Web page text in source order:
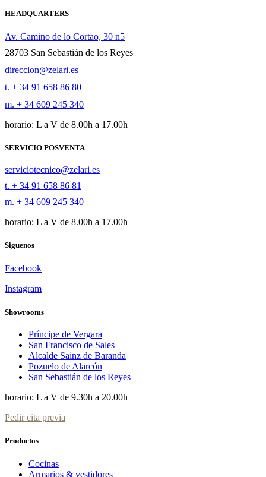
HEADQUARTERS
Av. Camino de lo Cortao, 30 n5
28703 San Sebastián de los Reyes
direccion@zelari.es
t. + 34 91 658 86 80
m. + 34 609 245 340
horario: L a V de 8.00h a 17.00h
SERVICIO POSVENTA
serviciotecnico@zelari.es
t. + 34 91 658 86 81
m. + 34 609 245 340
horario: L a V de 8.00h a 17.00h
Siguenos
Facebook
Instagram
Showrooms
Príncipe de Vergara
San Francisco de Sales
Alcalde Sainz de Baranda
Pozuelo de Alarcón
San Sebastián de los Reyes
horario: L a V de 9.30h a 20.00h
Pedir cita previa
Productos
Cocinas
Armarios & vestidores